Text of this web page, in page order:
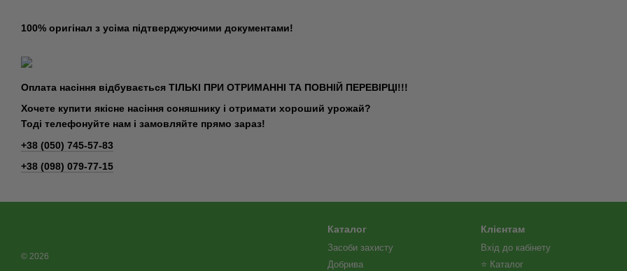
100% оригінал з усіма підтверджуючими документами!
Оплата насіння відбувається ТІЛЬКІ ПРИ ОТРИМАННІ ТА ПОВНІЙ ПЕРЕВІРЦІ!!!
Хочете купити якісне насіння соняшнику і отримати хороший урожай?
Тоді телефонуйте нам і замовляйте прямо зараз!
+38 (050) 745-57-83
+38 (098) 079-77-15
© 2026
Каталог
Засоби захисту
Добрива
Клієнтам
Вхід до кабінету
⭐ Каталог